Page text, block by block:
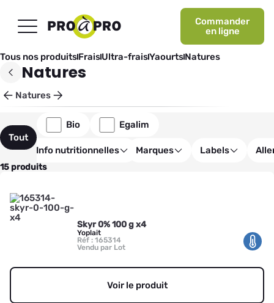
Commander
en ligne
Tous nos produitsFraisUltra-fraisYaourtsNatures
Natures
Natures
Tout
Bio Egalim
Info nutritionnelles Marques Labels
15 produits
Skyr 0% 100 g x4
Yoplait
Réf : 165314
Vendu par Lot
Voir le produit